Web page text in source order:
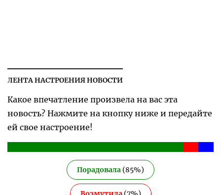
ЛЕНТА НАСТРОЕНИЯ НОВОСТИ
Какое впечатление произвела на вас эта
новость? Нажмите на кнопку ниже и передайте
ей свое настроение!
Порадовала (85%)